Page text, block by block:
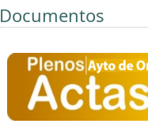
Documentos